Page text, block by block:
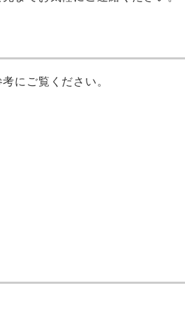
にご覧ください。